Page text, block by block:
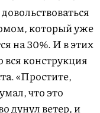
который уже
на 30%. И в этих
конструкция
«Простите,
что это
дунул ветер, и